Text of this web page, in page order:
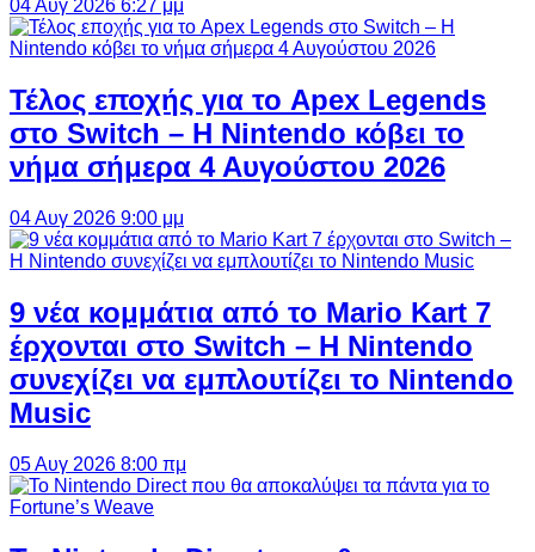
04 Αυγ 2026 6:27 μμ
Τέλος εποχής για το Apex Legends
στο Switch – Η Nintendo κόβει το
νήμα σήμερα 4 Αυγούστου 2026
04 Αυγ 2026 9:00 μμ
9 νέα κομμάτια από το Mario Kart 7
έρχονται στο Switch – Η Nintendo
συνεχίζει να εμπλουτίζει το Nintendo
Music
05 Αυγ 2026 8:00 πμ